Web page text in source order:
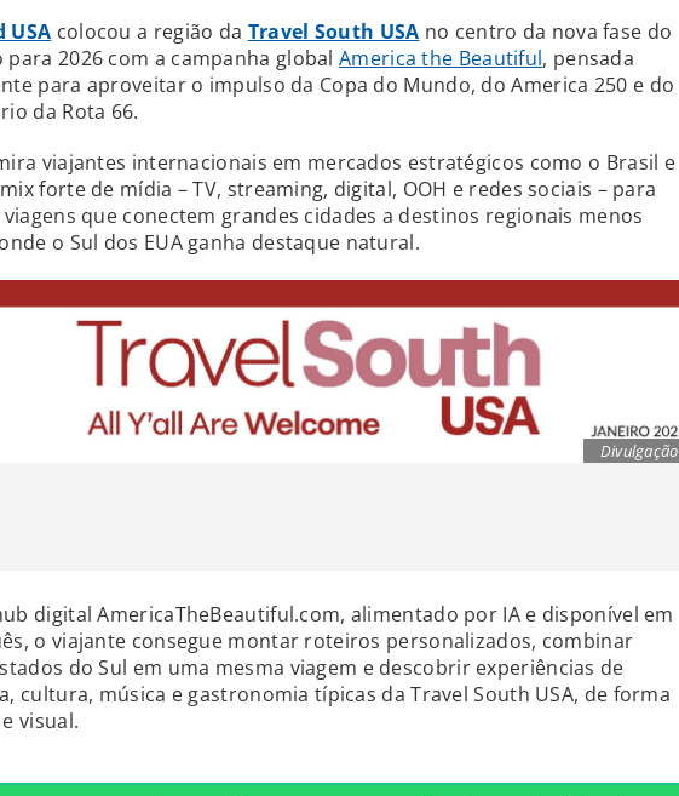
USA colocou a região da Travel South USA no centro da nova fase do
para 2026 com a campanha global America the Beautiful, pensada
para aproveitar o impulso da Copa do Mundo, do America 250 e do
da Rota 66.
viajantes internacionais em mercados estratégicos como o Brasil e
forte de mídia – TV, streaming, digital, OOH e redes sociais – para
que conectem grandes cidades a destinos regionais menos
o Sul dos EUA ganha destaque natural.
Divulgação
digital AmericaTheBeautiful.com, alimentado por IA e disponível em
o viajante consegue montar roteiros personalizados, combinar
do Sul em uma mesma viagem e descobrir experiências de
cultura, música e gastronomia típicas da Travel South USA, de forma
visual.